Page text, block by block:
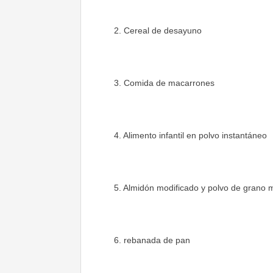
2. Cereal de desayuno
3. Comida de macarrones
4. Alimento infantil en polvo instantáneo
5. Almidón modificado y polvo de grano
6. rebanada de pan